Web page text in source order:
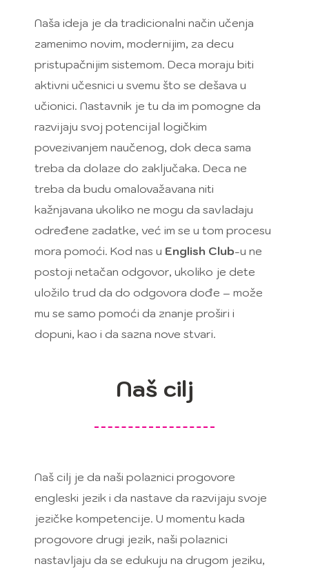
Naša ideja je da tradicionalni način učenja
zamenimo novim, modernijim, za decu
pristupačnijim sistemom. Deca moraju biti
aktivni učesnici u svemu što se dešava u
učionici. Nastavnik je tu da im pomogne da
razvijaju svoj potencijal logičkim
povezivanjem naučenog, dok deca sama
treba da dolaze do zaključaka. Deca ne
treba da budu omalovažavana niti
kažnjavana ukoliko ne mogu da savladaju
određene zadatke, već im se u tom procesu
mora pomoći. Kod nas u English Club-u ne
postoji netačan odgovor, ukoliko je dete
uložilo trud da do odgovora dođe – može
mu se samo pomoći da znanje proširi i
dopuni, kao i da sazna nove stvari.
Naš cilj
Naš cilj je da naši polaznici progovore
engleski jezik i da nastave da razvijaju svoje
jezičke kompetencije. U momentu kada
progovore drugi jezik, naši polaznici
nastavljaju da se edukuju na drugom jeziku,